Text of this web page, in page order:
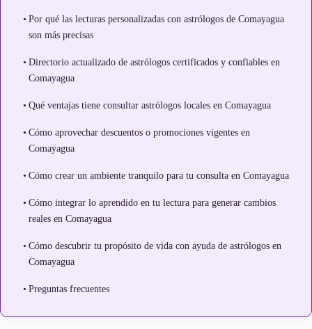
Por qué las lecturas personalizadas con astrólogos de Comayagua
son más precisas
Directorio actualizado de astrólogos certificados y confiables en
Comayagua
Qué ventajas tiene consultar astrólogos locales en Comayagua
Cómo aprovechar descuentos o promociones vigentes en
Comayagua
Cómo crear un ambiente tranquilo para tu consulta en Comayagua
Cómo integrar lo aprendido en tu lectura para generar cambios
reales en Comayagua
Cómo descubrir tu propósito de vida con ayuda de astrólogos en
Comayagua
Preguntas frecuentes